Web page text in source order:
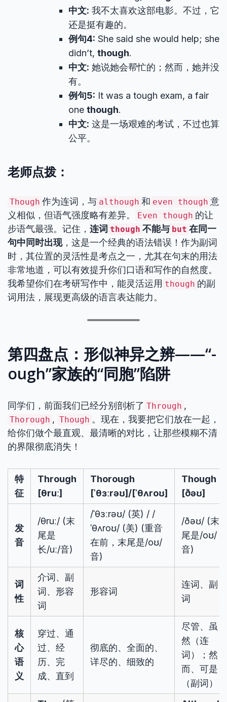
中文: 我不太喜欢这部电影。不过，它
还是挺有趣的。
例句4: She said she would help; she
didn’t, though.
中文: 她说她会帮忙的；然而，她并没
有。
例句5: It was a tough exam, a fair
one though.
中文: 这是一场艰难的考试，不过也算
公平。
老师点拨：
Though 作为连词，与 although 和 even though 意
义相似，但语气强度略有差异。
Even though 的让
步语气最强。记住， 连词 though 不能与 but 在同一
句中同时出现，这是一个经典的语法错误！作为副词
时，其位置的灵活性是考点之一，尤其在句末的用法
非常地道，可以有效提升你们口语和写作的自然度。
我希望你们在考研写作中，能灵活运用 though 的副
词用法，展现更高级的语言表达能力。
第四盘点：形似神异之辨——“-
ough”家族的“同胞”陷阱
同学们，前面我们已经分别剖析了 Through ,
Thorough , Though 。现在，我要把它们放在一起，
给你们做个最直观、最清晰的对比，让那些模糊不清
的界限彻底消失！
特
征
Through
[θruː]
Thorough
[ˈθɜːrəʊ]/[ˈθʌroʊ]
Though
[ðəʊ]
发
音
/θruː/ (末
尾是
长/uː/音)
/ˈθɜːrəʊ/ (英) / /
ˈθʌroʊ/ (美) (重音
在前，末尾是/oʊ/
音)
/ðəʊ/ (末
尾是/oʊ/
音)
词
性
介词、副
词、形容
词
形容词
连词、副
词
核
心
语
义
穿过、通
过、经
历、完
成、直到
彻底的、全面的、
详尽的、细致的
尽管、虽
然（连
词）；然
而、可是
（副词）